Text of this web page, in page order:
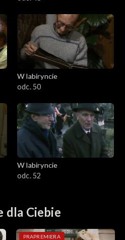
W labiryncie
odc. 50
W labiryncie
odc. 52
dla Ciebie
PRAPREMIERA